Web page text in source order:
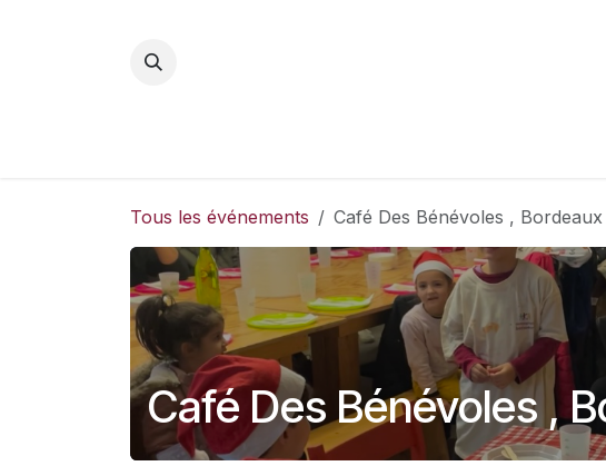
Tous les événements Café Des Bénévoles ,
Café Des Bénévoles ,